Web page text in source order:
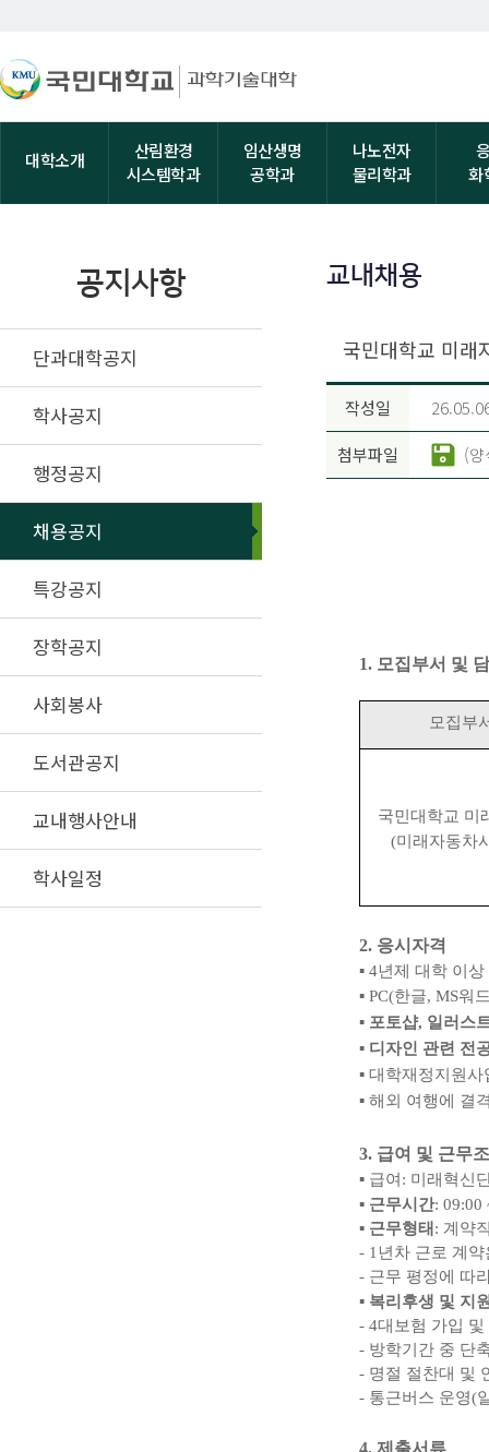
대학소개
산림환경
시스템학과
임산생명
공학과
나노전자
물리학과
화
공지사항
단과대학공지
학사공지
행정공지
채용공지
특강공지
장학공지
사회봉사
도서관공지
교내행사안내
학사일정
교내채용
국민대학교 미래
작성일
첨부파일 (
1. 모집부서 및
모집부
국민대학교 미
(미래자동차
2. 응시자격
▪ 4년제 대학 이
▪ PC(한글, MS워
▪ 포토샵, 일러스
▪ 디자인 관련 전
▪ 대학재정지원사
▪ 해외 여행에 결
3. 급여 및 근무
▪ 급여 : 미래혁신
▪ 근무시간: 09:00
▪ 근무형태 : 계약
- 1년차 근로 계
- 근무 평정에 따
▪ 복리후생 및 지
- 4대보험 가입
- 방학기간 중 단
- 명절 절찬대 및
- 통근버스 운영(